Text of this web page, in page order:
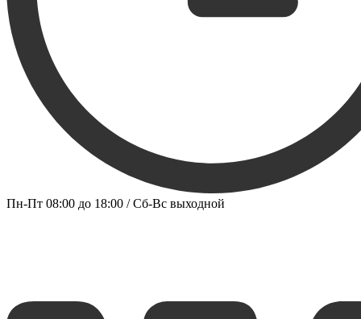
Пн-Пт 08:00 до 18:00 / Сб-Вс выходной